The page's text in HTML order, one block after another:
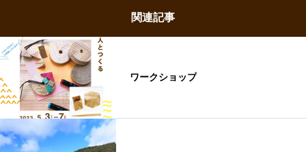
関連記事
ワークショップ